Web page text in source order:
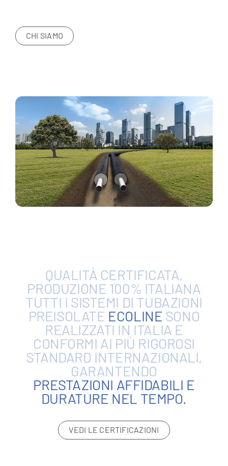
CHI SIAMO
QUALITÀ CERTIFICATA,
PRODUZIONE 100% ITALIANA
TUTTI I SISTEMI DI TUBAZIONI
PREISOLATE ECOLINE SONO
REALIZZATI IN ITALIA E
CONFORMI AI PIÙ RIGOROSI
STANDARD INTERNAZIONALI,
GARANTENDO
PRESTAZIONI AFFIDABILI E
DURATURE NEL TEMPO.
VEDI LE CERTIFICAZIONI